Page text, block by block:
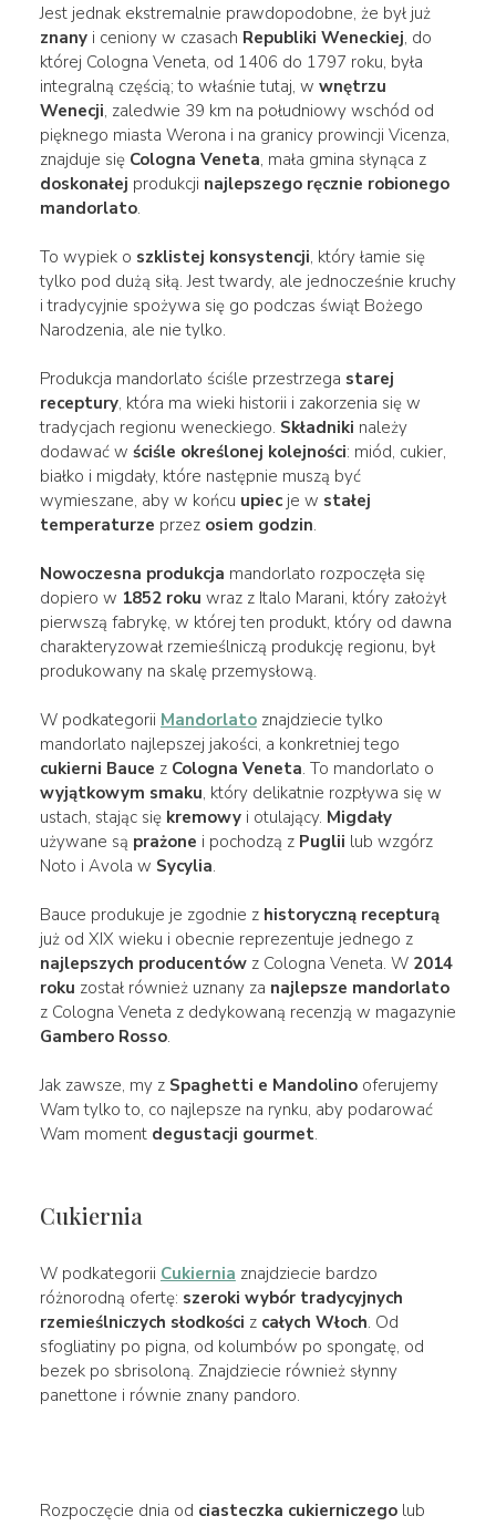
Jest jednak ekstremalnie prawdopodobne, że był już
znanyi ceniony w czasach Republiki Weneckiej, do
której Cologna Veneta, od 1406 do 1797 roku, była
integralną częścią; to właśnie tutaj, w wnętrzu
Wenecji, zaledwie 39 km na południowy wschód od
pięknego miasta Werona i na granicy prowincji Vicenza,
znajduje się Cologna Veneta, mała gmina słynąca z
doskonałej produkcji najlepszego ręcznie robionego
mandorlato.
To wypiek o szklistej konsystencji, który łamie się
tylko pod dużą siłą. Jest twardy, ale jednocześnie kruchy
i tradycyjnie spożywa się go podczas świąt Bożego
Narodzenia, ale nie tylko.
Produkcja mandorlato ściśle przestrzega starej
receptury, która ma wieki historii i zakorzenia się w
tradycjach regionu weneckiego. Składniki należy
dodawać w ściśle określonej kolejności: miód, cukier,
białko i migdały, które następnie muszą być
wymieszane, aby w końcu upiecje w stałej
temperaturze przez osiem godzin.
Nowoczesna produkcja mandorlato rozpoczęła się
dopiero w 1852 roku wraz z Italo Marani, który założył
pierwszą fabrykę, w której ten produkt, który od dawna
charakteryzował rzemieślniczą produkcję regionu, był
produkowany na skalę przemysłową.
W podkategorii Mandorlatoznajdziecie tylko
mandorlato najlepszej jakości, a konkretniej tego
cukierni Bauce z Cologna Veneta. To mandorlato o
wyjątkowym smaku, który delikatnie rozpływa się w
ustach, stając się kremowyi otulający. Migdały
używane są prażone i pochodzą z Puglii lub wzgórz
Noto i Avola w Sycylia.
Bauce produkuje je zgodnie z historyczną recepturą
już od XIX wieku i obecnie reprezentuje jednego z
najlepszych producentówz Cologna Veneta. W 2014
roku został również uznany za najlepsze mandorlato
z Cologna Veneta z dedykowaną recenzją w magazynie
Gambero Rosso.
Jak zawsze, my z Spaghetti e Mandolinooferujemy
Wam tylko to, co najlepsze na rynku, aby podarować
Wam moment degustacji gourmet.
Cukiernia
W podkategorii Cukiernia znajdziecie bardzo
różnorodną ofertę: szeroki wybór tradycyjnych
rzemieślniczych słodkości z całych Włoch. Od
sfogliatiny po pigna, od kolumbów po spongatę, od
bezek po sbrisoloną. Znajdziecie również słynny
panettone i równie znany pandoro.
Rozpoczęcie dnia od ciasteczka cukierniczegolub